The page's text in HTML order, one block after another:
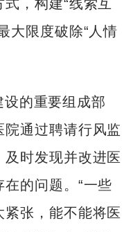
，构建“线索互
大限度破除“人情
的重要组成部
通过聘请行风监
时发现并改进医
的问题。“一些
张，能不能将医